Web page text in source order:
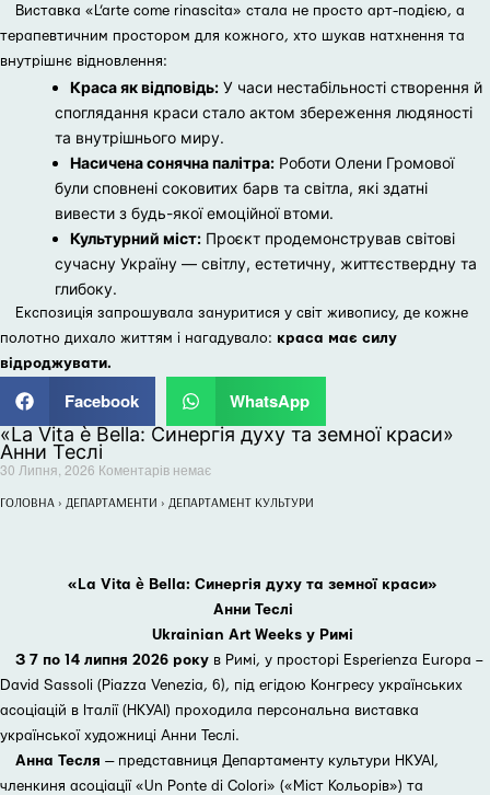
Виставка «L’arte come rinascita» стала не просто арт-подією, а
терапевтичним простором для кожного, хто шукав натхнення та
внутрішнє відновлення:
Краса як відповідь: У часи нестабільності створення й
споглядання краси стало актом збереження людяності
та внутрішнього миру.
Насичена сонячна палітра: Роботи Олени Громової
були сповнені соковитих барв та світла, які здатні
вивести з будь-якої емоційної втоми.
Культурний міст: Проєкт продемонстрував світові
сучасну Україну — світлу, естетичну, життєствердну та
глибоку.
Експозиція запрошувала зануритися у світ живопису, де кожне
полотно дихало життям і нагадувало: краса має силу
відроджувати.
Facebook WhatsApp
«La Vita è Bella: Синергія духу та земної краси»
Анни Теслі
30 Липня, 2026 Коментарів немає
ГОЛОВНА › ДЕПАРТАМЕНТИ › ДЕПАРТАМЕНТ КУЛЬТУРИ
«La Vita è Bella: Синергія духу та земної краси»
Анни Теслі
Ukrainian Art Weeks у Римі
З 7 по 14 липня 2026 року в Римі, у просторі Esperienza Europa –
David Sassoli (Piazza Venezia, 6), під егідою Конгресу українських
асоціацій в Італії (НКУАІ) проходила персональна виставка
української художниці Анни Теслі.
Анна Тесля — представниця Департаменту культури НКУАІ,
членкиня асоціації «Un Ponte di Colori» («Міст Кольорів») та